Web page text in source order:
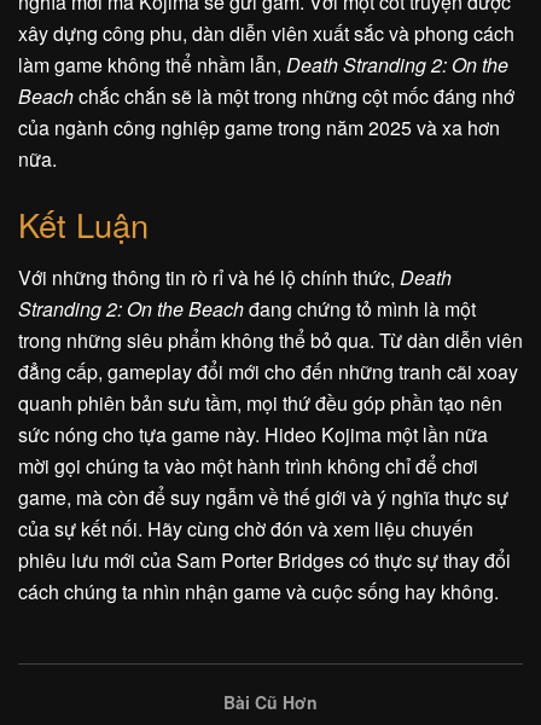
xây dựng công phu, dàn diễn viên xuất sắc và phong cách
làm game không thể nhầm lẫn, Death Stranding 2: On the
Beachchắc chắn sẽ là một trong những cột mốc đáng nhớ
của ngành công nghiệp game trong năm 2025 và xa hơn
nữa.
Kết Luận
Với những thông tin rò rỉ và hé lộ chính thức, Death
Stranding 2: On the Beachđang chứng tỏ mình là một
trong những siêu phẩm không thể bỏ qua. Từ dàn diễn viên
đẳng cấp, gameplay đổi mới cho đến những tranh cãi xoay
quanh phiên bản sưu tầm, mọi thứ đều góp phần tạo nên
sức nóng cho tựa game này. Hideo Kojima một lần nữa
mời gọi chúng ta vào một hành trình không chỉ để chơi
game, mà còn để suy ngẫm về thế giới và ý nghĩa thực sự
của sự kết nối. Hãy cùng chờ đón và xem liệu chuyến
phiêu lưu mới của Sam Porter Bridges có thực sự thay đổi
cách chúng ta nhìn nhận game và cuộc sống hay không.
Bài Cũ Hơn